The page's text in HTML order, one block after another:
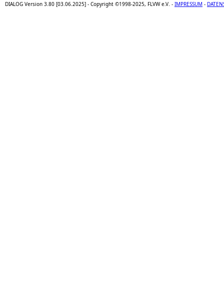
DIALOG Version 3.80 [03.06.2025] - Copyright ©1998-2025, FLVW e.V. - IMPRESSUM -